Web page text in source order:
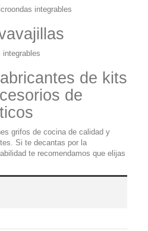
integrables
integrables
de kits
de
grifos de cocina de calidad y
Si te decantas por la
te recomendamos que elijas